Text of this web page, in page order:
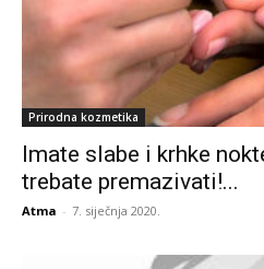
Prirodna kozmetika
Imate slabe i krhke
trebate premazivati!...
Atma - 7. siječnja 2020.